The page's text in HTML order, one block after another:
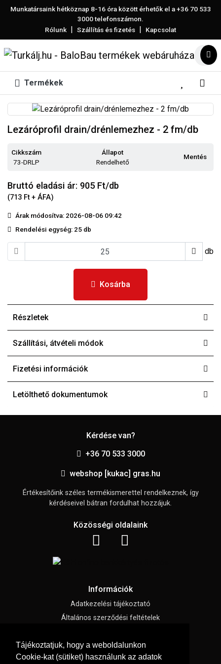
Tájékoztatjuk, hogy a weboldalunkon
Cookie-kat (sütiket) használunk az adatok
Munkatársaink hétköznap 8-16 óra között érhetők el a+36 70 533
3000telefonszámon.
Rólunk | Szállítás és fizetés | Kapcsolat
Termékek
Lezáróprofil drain/drénlemezhez - 2 fm/db
Cikkszám
73-DRLP
Állapot
Rendelhető
Mentés
Bruttó eladási ár: 905Ft/db
(713 Ft + ÁFA)
Árak módosítva: 2026-08-06 09:42
Rendelési egység: 25 db
db
Kosárba
Részletek
Szállítási, átvételi módok
Fizetési információk
Letölthető dokumentumok
Kérdése van?
+36 70 533 3000
webshop [kukac] gras.hu
Értékesítőink széles termékismerettel rendelkeznek, így
kérdéseivel bátran fordulhat hozzájuk.
Közösségi oldalaink
Információk
Adatkezelési tájékoztató
Általános szerződési feltételek
Süti beállítások